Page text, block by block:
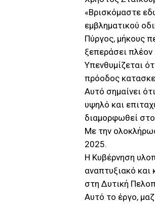
«Βρισκόμαστε
εμβληματικού
Πύργος, μήκους
ξεπεράσει πλέον
Υπενθυμίζεται
πρόοδος
Αυτό σημαίνει
υψηλό και
διαμορφωθεί στο
Με την
2025.
Η Κυβέρνηση
αναπτυξιακό
στη Δυτική
Αυτό το έργο,